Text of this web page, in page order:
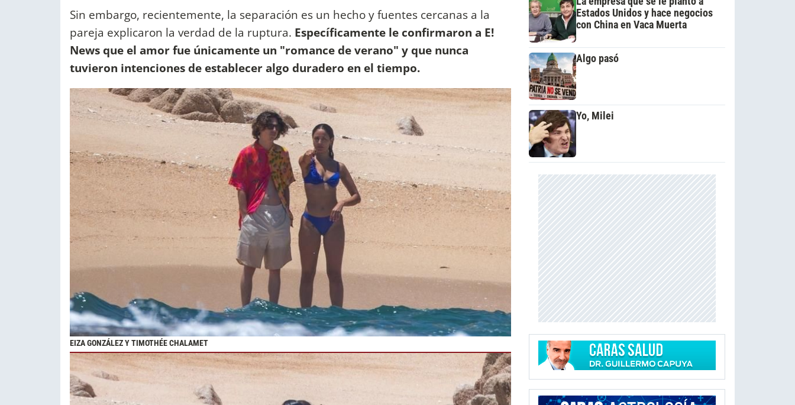
Sin embargo, recientemente, la separación es un hecho y fuentes cercanas a la
pareja explicaron la verdad de la ruptura. Específicamente le confirmaron a E!
News que el amor fue únicamente un "romance de verano" y que nunca
tuvieron intenciones de establecer algo duradero en el tiempo.
EIZA GONZÁLEZ Y TIMOTHÉE CHALAMET
Estados Unidos y hace negocios
con China en Vaca Muerta
Algo pasó
Yo, Milei